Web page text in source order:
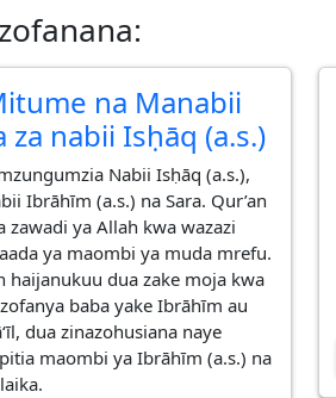
na Manabii
za nabii Isḥāq (a.s.)
Nabii Isḥāq (a.s.),
Ibrāhīm (a.s.) na Sara. Qur’an
zawadi ya Allah kwa wazazi
ya maombi ya muda mrefu.
haijanukuu dua zake moja kwa
baba yake Ibrāhīm au
dua zinazohusiana naye
maombi ya Ibrāhīm (a.s.) na